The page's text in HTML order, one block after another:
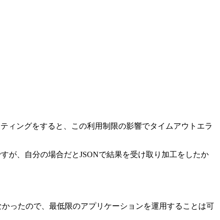
ィングをすると、この利用制限の影響でタイムアウトエラ
が、自分の場合だとJSONで結果を受け取り加工をしたか
ったので、最低限のアプリケーションを運用することは可